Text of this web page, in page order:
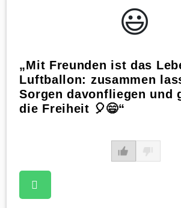
😃️
„Mit Freunden ist das
Luftballon: zusammen
Sorgen davonfliegen und
die Freiheit 🎈😄“